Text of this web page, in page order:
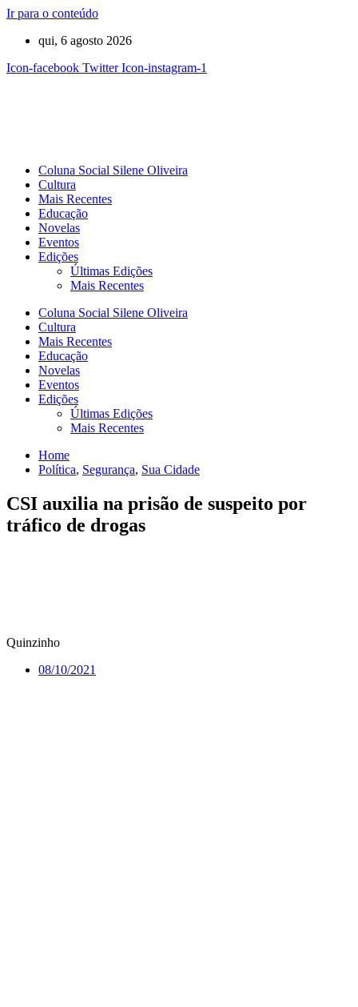
Ir para o conteúdo
qui, 6 agosto 2026
Icon-facebook Twitter Icon-instagram-1
Coluna Social Silene Oliveira
Cultura
Mais Recentes
Educação
Novelas
Eventos
Edições
Últimas Edições
Mais Recentes
Coluna Social Silene Oliveira
Cultura
Mais Recentes
Educação
Novelas
Eventos
Edições
Últimas Edições
Mais Recentes
Home
Política, Segurança, Sua Cidade
CSI auxilia na prisão de suspeito por
tráfico de drogas
Quinzinho
08/10/2021